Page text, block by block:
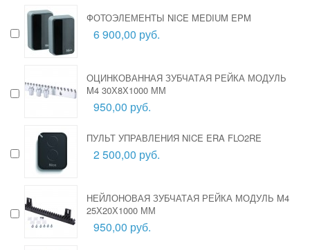
ФОТОЭЛЕМЕНТЫ NICE MEDIUM EPM
6 900,00 руб.
ОЦИНКОВАННАЯ ЗУБЧАТАЯ РЕЙКА МОДУЛЬ
M4 30Х8Х1000 ММ
950,00 руб.
ПУЛЬТ УПРАВЛЕНИЯ NICE ERA FLO2RE
2 500,00 руб.
НЕЙЛОНОВАЯ ЗУБЧАТАЯ РЕЙКА МОДУЛЬ M4
25Х20Х1000 ММ
950,00 руб.